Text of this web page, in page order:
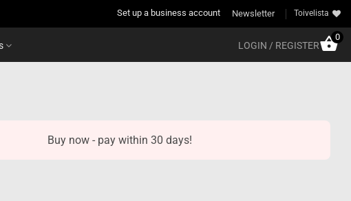
Set up a business account Newsletter Toivelista
LOGIN / REGISTER
0
Buy now - pay within 30 days!